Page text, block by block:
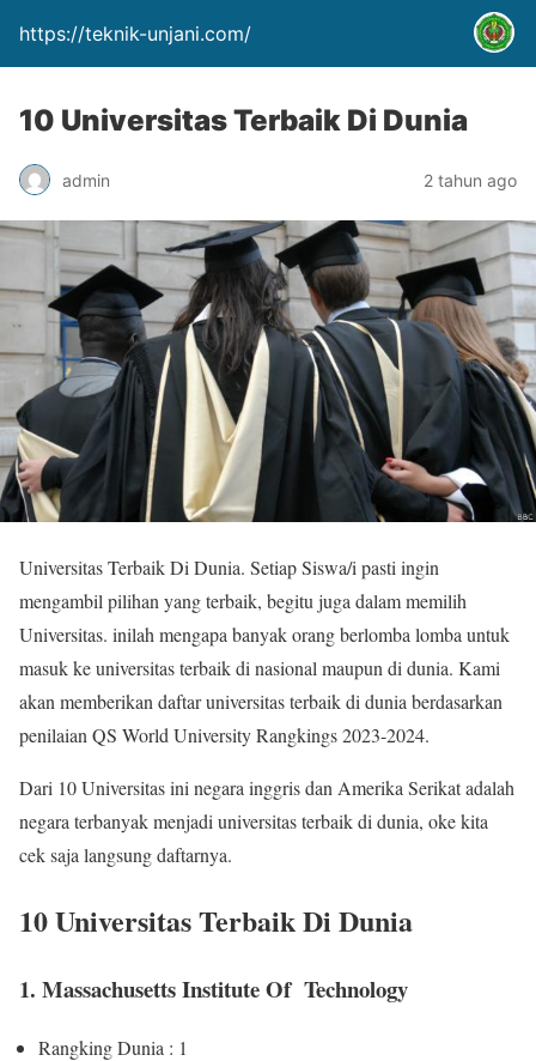
https://teknik-unjani.com/
10 Universitas Terbaik Di Dunia
admin 2 tahun ago
Universitas Terbaik Di Dunia. Setiap Siswa/i pasti ingin
mengambil pilihan yang terbaik, begitu juga dalam memilih
Universitas. inilah mengapa banyak orang berlomba lomba untuk
masuk ke universitas terbaik di nasional maupun di dunia. Kami
akan memberikan daftar universitas terbaik di dunia berdasarkan
penilaian QS World University Rangkings 2023-2024.
Dari 10 Universitas ini negara inggris dan Amerika Serikat adalah
negara terbanyak menjadi universitas terbaik di dunia, oke kita
cek saja langsung daftarnya.
10 Universitas Terbaik Di Dunia
1. Massachusetts Institute Of Technology
Rangking Dunia : 1